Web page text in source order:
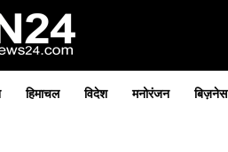
हिमाचल विदेश मनोरंजन बिज़नेस